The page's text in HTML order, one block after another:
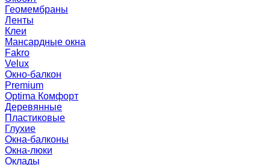
Геомембраны
Ленты
Клеи
Мансардные окна
Fakro
Velux
Окно-балкон
Premium
Optima Комфорт
Деревянные
Пластиковые
Глухие
Окна-балконы
Окна-люки
Оклады